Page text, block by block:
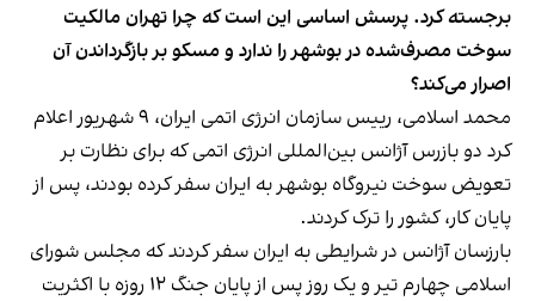
برجسته کرد. پرسش اساسی این است که چرا تهران مالکیت
سوخت مصرف‌شده در بوشهر را ندارد و مسکو بر بازگرداندن آن
اصرار می‌کند؟
محمد اسلامی، رییس سازمان انرژی اتمی ایران، ۹ شهریور اعلام
کرد دو بازرس آژانس بین‌المللی انرژی اتمی که برای نظارت بر
تعویض سوخت نیروگاه بوشهر به ایران سفر کرده بودند، پس از
پایان کار، کشور را ترک کردند.
بارزسان آژانس در شرایطی به ایران سفر کردند که مجلس شورای
اسلامی چهارم تیر و یک روز پس از پایان جنگ ۱۲ روزه با اکثریت